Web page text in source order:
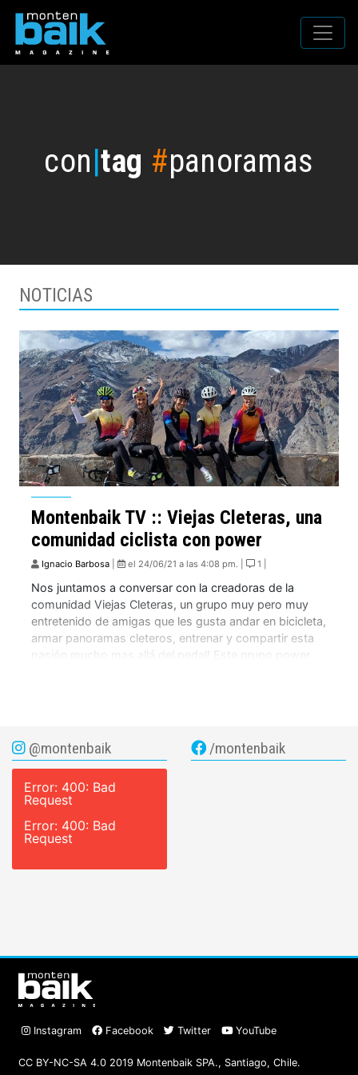
con|tag #panoramas
NOTICIAS
Montenbaik TV :: Viejas Cleteras, una
comunidad ciclista con power
Ignacio Barbosa el 24/06/21 a las 4:08 pm. | 1 |
Nos juntamos a conversar con la creadoras de la
comunidad Viejas Cleteras, un grupo muy pero muy
entretenido de amigas que les gusta andar en bicicleta,
armar panoramas cleteros, entrenar y compartir esta
pasión mucho mas allá del pedal! Este grupo power
@montenbaik
Error: 400: Bad
Request
Error: 400: Bad
Request
/montenbaik
Instagram Facebook Twitter YouTube
CC BY-NC-SA 4.0 2019 Montenbaik SPA., Santiago, Chile.